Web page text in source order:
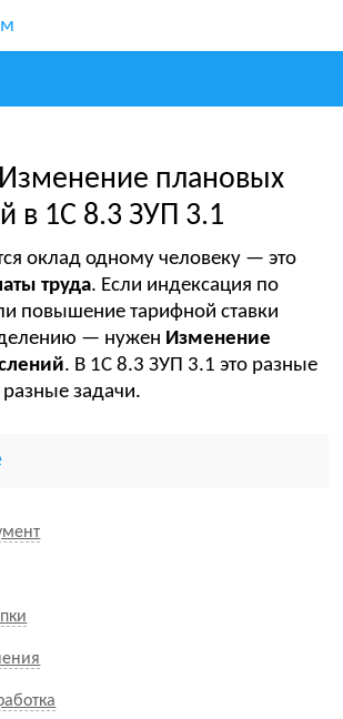
плановых
в 1С 8.3 ЗУП 3.1
оклад одному человеку — это
труда. Если индексация по
повышение тарифной ставки
— нужен Изменение
. В 1С 8.3 ЗУП 3.1 это разные
задачи.